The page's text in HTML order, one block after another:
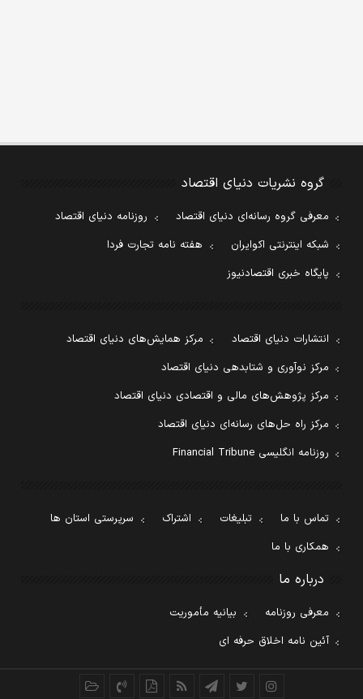
گروه نشریات دنیای اقتصاد
معرفی گروه رسانه‌ای دنیای اقتصاد
روزنامه دنیای اقتصاد
شبکه اینترنتی اکوایران
هفته نامه تجارت فردا
پایگاه خبری اقتصادنیوز
انتشارات دنیای اقتصاد
مرکز همایش‌های دنیای اقتصاد
مرکز نوآوری و شتابدهی دنیای اقتصاد
مرکز پژوهش‌های مالی و اقتصادی دنیای اقتصاد
مرکز راه حل‌های رسانه‌ای دنیای اقتصاد
روزنامه انگلیسی Financial Tribune
تماس با ما تبلیغات اشتراک
سرپرستی استان ها
همکاری با ما
درباره ما
معرفی روزنامه
بیانیه مأموریت
آئین نامه اخلاق حرفه ای